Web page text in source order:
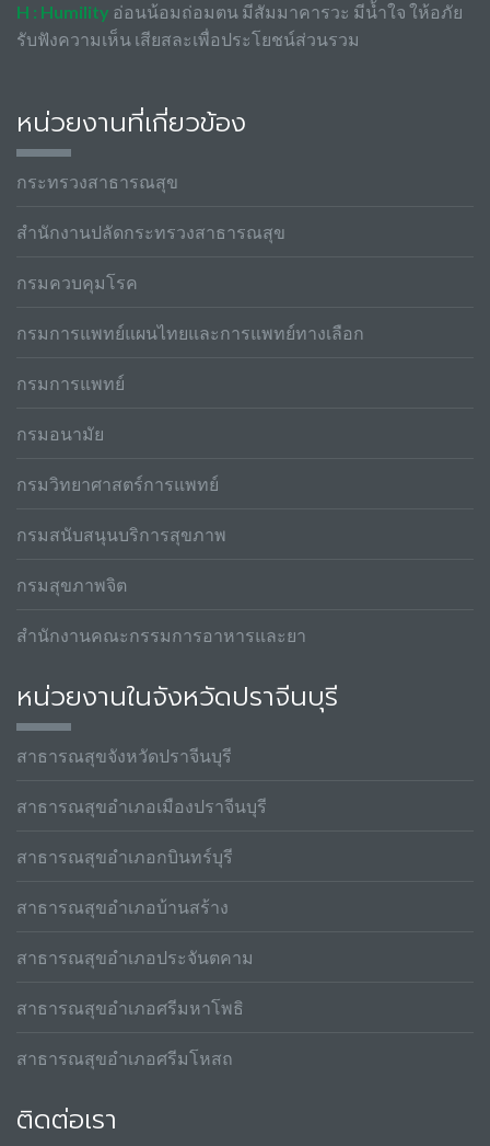
H : Humility อ่อนน้อมถ่อมตน มีสัมมาคารวะ มีน้ำใจ ให้อภัย
รับฟังความเห็น เสียสละเพื่อประโยชน์ส่วนรวม
หน่วยงานที่เกี่ยวข้อง
กระทรวงสาธารณสุข
สำนักงานปลัดกระทรวงสาธารณสุข
กรมควบคุมโรค
กรมการแพทย์แผนไทยและการแพทย์ทางเลือก
กรมการแพทย์
กรมอนามัย
กรมวิทยาศาสตร์การแพทย์
กรมสนับสนุนบริการสุขภาพ
กรมสุขภาพจิต
สำนักงานคณะกรรมการอาหารและยา
หน่วยงานในจังหวัดปราจีนบุรี
สาธารณสุขจังหวัดปราจีนบุรี
สาธารณสุขอำเภอเมืองปราจีนบุรี
สาธารณสุขอำเภอกบินทร์บุรี
สาธารณสุขอำเภอบ้านสร้าง
สาธารณสุขอำเภอประจันตคาม
สาธารณสุขอำเภอศรีมหาโพธิ
สาธารณสุขอำเภอศรีมโหสถ
ติดต่อเรา